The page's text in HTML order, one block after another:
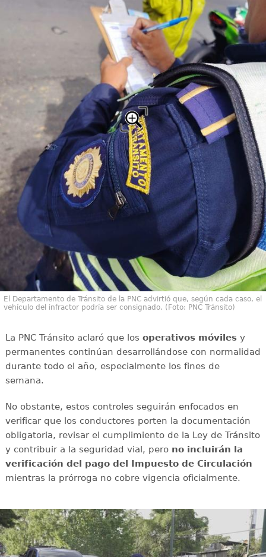
El Departamento de Tránsito de la PNC advirtió que, según cada caso, el
vehículo del infractor podría ser consignado. (Foto: PNC Tránsito)
La PNC Tránsito aclaró que los operativos móvilesy
permanentes continúan desarrollándose con normalidad
durante todo el año, especialmente los fines de
semana.
No obstante, estos controles seguirán enfocados en
verificar que los conductores porten la documentación
obligatoria, revisar el cumplimiento de la Ley de Tránsito
y contribuir a la seguridad vial, pero no incluirán la
verificación del pago del Impuesto de Circulación
mientras la prórroga no cobre vigencia oficialmente.